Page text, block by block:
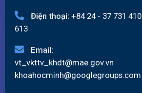
Điện thoại: +84 24 - 37 731 410
613
Email:
vt_vkttv_khdt@mae.gov.vn
khoahocminh@googlegroups.com